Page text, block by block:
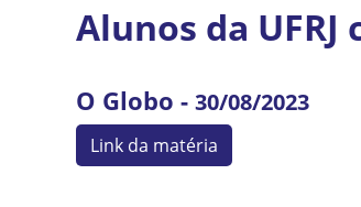
Alunos da
O Globo - 30/08/2023
Link da matéria